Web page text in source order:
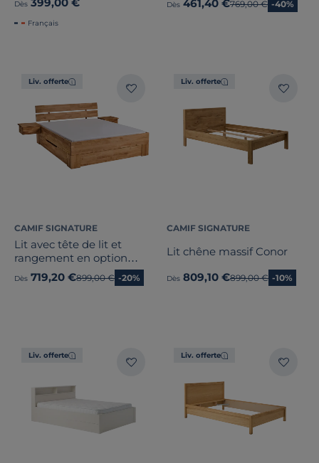
Dès
Français
Dès 461,40 €Ancien prix
769,00 € -40%
Liv. offerte
CAMIF SIGNATURE
Lit avec tête de lit et
rangement en option
chêne massif Charly
Dès 719,20 €Ancien prix
899,00 € -20%
Liv. offerte
CAMIF SIGNATURE
Lit chêne massif Conor
Dès 809,10 €Ancien prix
899,00 € -10%
Liv. offerte Liv. offerte